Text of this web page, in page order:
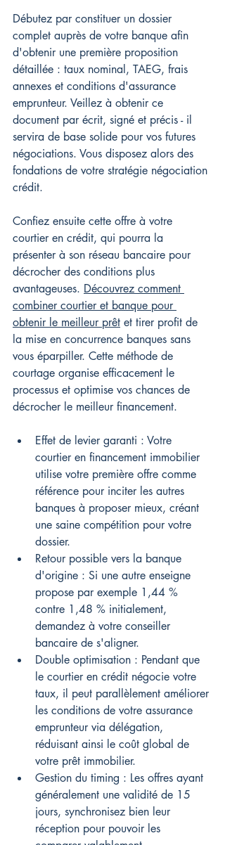
Débutez par constituer un dossier
complet auprès de votre banque afin
d'obtenir une première proposition
détaillée : taux nominal, TAEG, frais
annexes et conditions d'assurance
emprunteur. Veillez à obtenir ce
document par écrit, signé et précis - il
servira de base solide pour vos futures
négociations. Vous disposez alors des
fondations de votre stratégie négociation
crédit.
Confiez ensuite cette offre à votre
courtier en crédit, qui pourra la
présenter à son réseau bancaire pour
décrocher des conditions plus
avantageuses. Découvrez comment
combiner courtier et banque pour
obtenir le meilleur prêt et tirer profit de
la mise en concurrence banques sans
vous éparpiller. Cette méthode de
courtage organise efficacement le
processus et optimise vos chances de
décrocher le meilleur financement.
Effet de levier garanti : Votre
courtier en financement immobilier
utilise votre première offre comme
référence pour inciter les autres
banques à proposer mieux, créant
une saine compétition pour votre
dossier.
Retour possible vers la banque
d'origine : Si une autre enseigne
propose par exemple 1,44 %
contre 1,48 % initialement,
demandez à votre conseiller
bancaire de s'aligner.
Double optimisation : Pendant que
le courtier en crédit négocie votre
taux, il peut parallèlement améliorer
les conditions de votre assurance
emprunteur via délégation,
réduisant ainsi le coût global de
votre prêt immobilier.
Gestion du timing : Les offres ayant
généralement une validité de 15
jours, synchronisez bien leur
réception pour pouvoir les